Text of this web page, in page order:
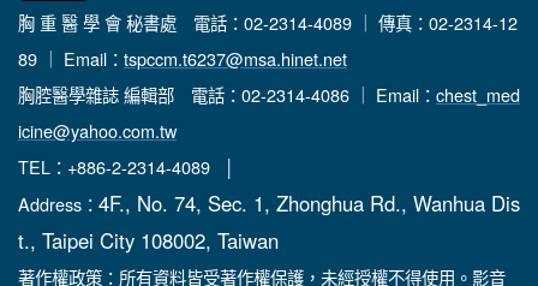
胸 重 醫 學 會 秘書處 電話：02-2314-4089 ｜ 傳真：02-2314-12
89 ｜ Email： tspccm.t6237@msa.hinet.net
胸腔醫學雜誌 編輯部 電話：02-2314-4086 ｜ Email： chest_med
icine@yahoo.com.tw
TEL：+886-2-2314-4089 │
Address： 4F., No. 74, Sec. 1, Zhonghua Rd., Wanhua Dis
t., Taipei City 108002, Taiwan
著作權政策：所有資料皆受著作權保護，未經授權不得使用。影音